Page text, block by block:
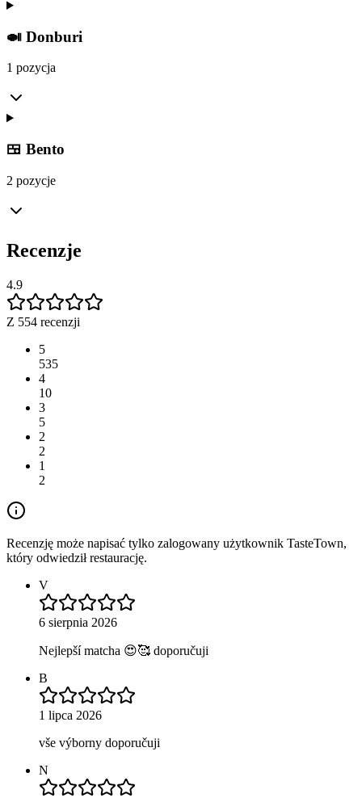
🍛 Donburi
1 pozycja
🍱 Bento
2 pozycje
Recenzje
4.9
Z 554 recenzji
5
535
4
10
3
5
2
2
1
2
Recenzję może napisać tylko zalogowany użytkownik TasteTown,
który odwiedził restaurację.
V
6 sierpnia 2026
Nejlepší matcha 😍🥰 doporučuji
B
1 lipca 2026
vše výborny doporučuji
N